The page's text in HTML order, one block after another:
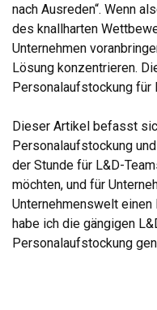
nach Ausreden“. Wenn
des knallharten
Unternehmen
Lösung konzentrieren.
Personalaufstockung für
Dieser Artikel befasst
Personalaufstockung
der Stunde für L&D-
möchten, und für
Unternehmenswelt
habe ich die gängigen
Personalaufstockung